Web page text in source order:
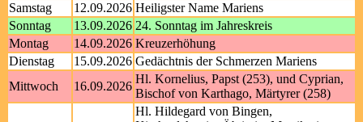
Samstag
12.09.2026 Heiligster Name Mariens
Sonntag
13.09.2026 24. Sonntag im Jahreskreis
Montag
14.09.2026 Kreuzerhöhung
Dienstag
15.09.2026 Gedächtnis der Schmerzen Mariens
Mittwoch
16.09.2026
Hl. Kornelius, Papst (253), und Cyprian,
Bischof von Karthago, Märtyrer (258)
Hl. Hildegard von Bingen,